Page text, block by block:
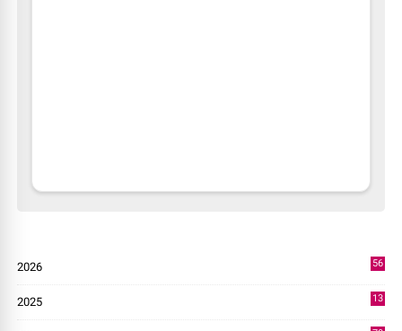
2026
56
2025
13